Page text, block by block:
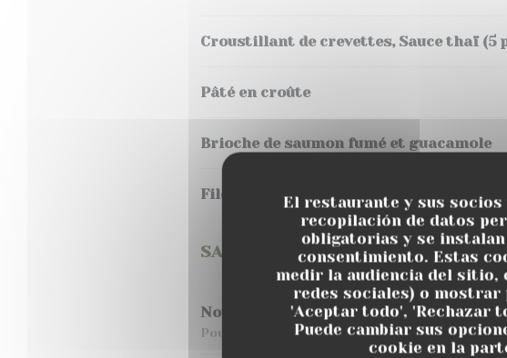
El restaurante y sus
recopilación de datos
obligatorias y se
consentimiento. Estas
medir la audiencia del sitio,
redes sociales) o mostrar
'Aceptar todo', 'Rechazar
Puede cambiar sus
cookie en la
Croustillant de crevettes, Sauce thaï (5
Pâté en croûte
Brioche de saumon fumé et guacamole
Filet de Hareng à l’huile, Pommes tièdes
SALADES
Notre salade César
Poulet croustillant, lard grillé, œuf mollet,